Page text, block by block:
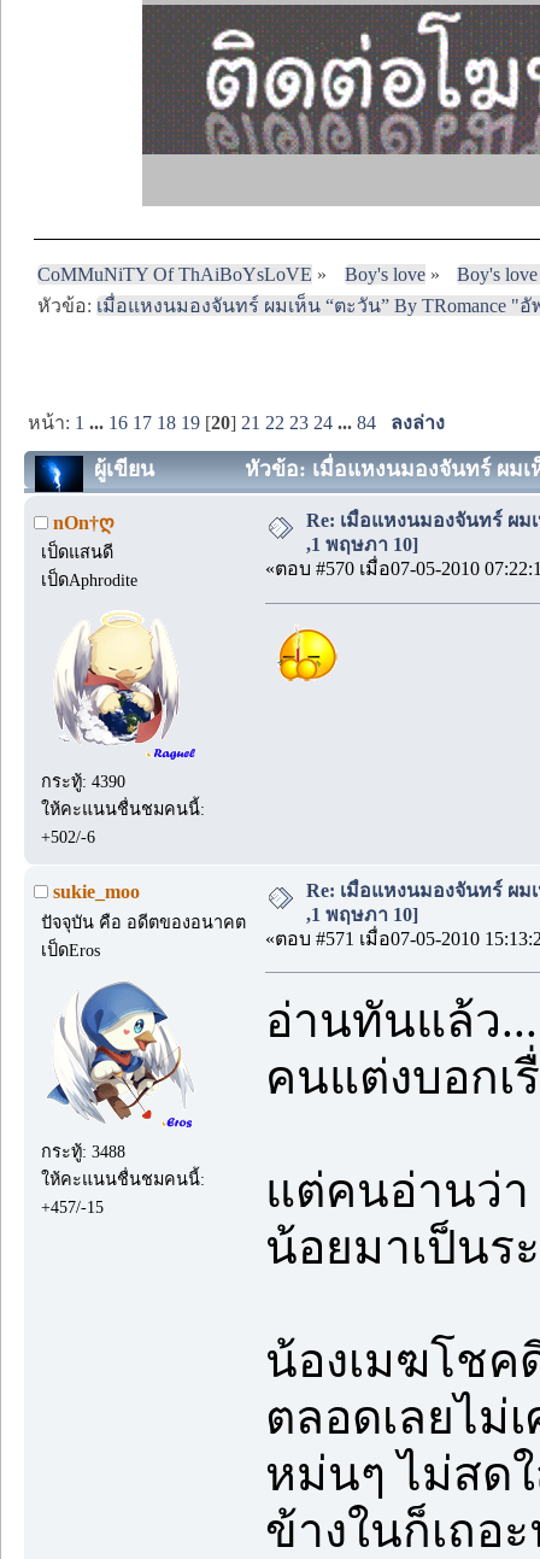
CoMMuNiTY Of ThAiBoYsLoVE » Boy's love»
Boy's
หัวข้อ: เมื่อแหงนมองจันทร์ ผมเห็น “ตะวัน” By TRomance "
หน้า: 1 ... 16 17 18 19 [20] 21 22 23 24 ...84 ลงล่าง
ผู้เขียน หัวข้อ: เมื่อแหงนมองจันทร์ ผมเ
nOn†ღ
เป็ดแสนดี
เป็ดAphrodite
กระทู้: 4390
ให้คะแนนชื่นชมคนนี้:
+502/-6
Re: เมื่อแหงนมองจันทร์ ผม
,1 พฤษภา 10]
«ตอบ #570 เมื่อ07-05-2010
sukie_moo
ปัจจุบัน คือ อดีตของอนาคต
เป็ดEros
กระทู้: 3488
ให้คะแนนชื่นชมคนนี้:
+457/-15
Re: เมื่อแหงนมองจันทร์ ผม
,1 พฤษภา 10]
«ตอบ #571 เมื่อ07-05-2010
อ่านทันแล้ว...
คนแต่งบอกเ
แต่คนอ่านว่
น้อยมาเป็นร
น้องเมฆโชค
ตลอดเลยไม่
หม่นๆ ไม่สด
ข้างในก็เถอ